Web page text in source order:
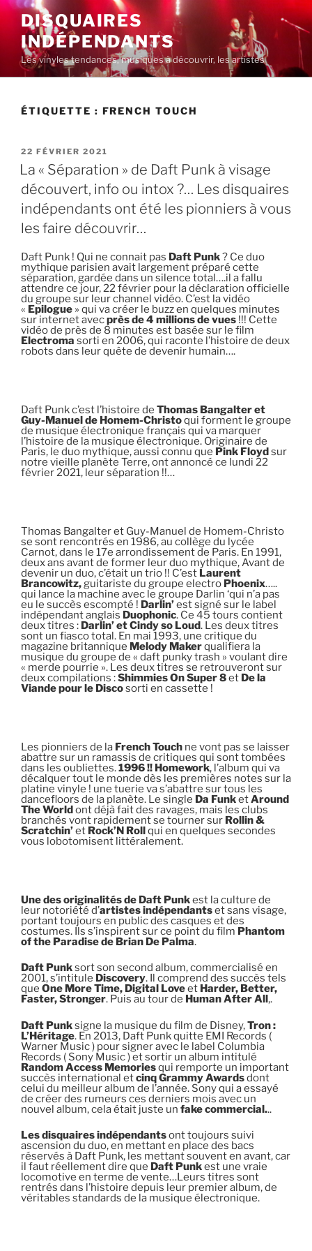
Aller
contenu
principal
DISQUAIRES
INDÉPENDANTS
Les vinyles tendances, musiques à découvrir, les artistes
ÉTIQUETTE : FRENCH TOUCH
PUBLIÉ
LE
22 FÉVRIER 2021
La « Séparation » de Daft Punk à visage
découvert, info ou intox ?… Les disquaires
indépendants ont été les pionniers à vous
les faire découvrir…
Daft Punk ! Qui ne connait pas Daft Punk? Ce duo
mythique parisien avait largement préparé cette
séparation, gardée dans un silence total….il a fallu
attendre ce jour, 22 février pour la déclaration officielle
du groupe sur leur channel vidéo. C’est la vidéo
« Epilogue » qui va créer le buzz en quelques minutes
sur internet avecprès de 4 millions de vues !!! Cette
vidéo de près de 8 minutes est basée sur le film
Electroma sorti en 2006, qui raconte l’histoire de deux
robots dans leur quête de devenir humain….
Daft Punk c’est l’histoire de Thomas Bangalter et
Guy-Manuel de Homem-Christoqui forment le groupe
de musique électronique français qui va marquer
l’histoire de la musique électronique. Originaire de
Paris, le duo mythique, aussi connu que Pink Floydsur
notre vieille planète Terre, ont annoncé ce lundi 22
février 2021, leur séparation !!…
Thomas Bangalter et Guy-Manuel de Homem-Christo
se sont rencontrés en 1986, au collège du lycée
Carnot, dans le 17e arrondissement de Paris. En 1991,
deux ans avant de former leur duo mythique, Avant de
devenir un duo, c’était un trio !! C’est Laurent
Brancowitz,guitariste du groupe electro Phoenix…..
qui lance la machine avec le groupe Darlin ‘qui n’a pas
eu le succès escompté ! Darlin’est signé sur le label
indépendant anglais Duophonic. Ce 45 tours contient
deux titres : Darlin’ et Cindy so Loud. Les deux titres
sont un fiasco total. En mai 1993, une critique du
magazine britannique Melody Makerqualifiera la
musique du groupe de « daft punky trash » voulant dire
« merde pourrie ». Les deux titres se retrouveront sur
deux compilations :Shimmies On Super 8et De la
Viande pour le Discosorti en cassette !
Les pionniers de la French Touch ne vont pas se laisser
abattre sur un ramassis de critiques qui sont tombées
dans les oubliettes.1996 !! Homework, l’album qui va
décalquer tout le monde dès les premières notes sur la
platine vinyle ! une tuerie va s’abattre sur tous les
dancefloors de la planète. Le single Da FunketAround
The Worldont déjà fait des ravages, mais les clubs
branchés vont rapidement se tourner sur Rollin &
Scratchin’et Rock’N Rollqui en quelques secondes
vous lobotomisent littéralement.
Une des originalités de Daft Punkest la culture de
leur notoriété d’artistes indépendantset sans visage,
portant toujours en public des casques et des
costumes. Ils s’inspirent sur ce point du film Phantom
of the Paradise de Brian De Palma.
Daft Punksort son second album, commercialisé en
2001, s’intitule Discovery. Il comprend des succès tels
que One More Time, Digital Loveet Harder, Better,
Faster, Stronger. Puis au tour de Human After All,.
Daft Punksigne la musique du film de Disney,Tron :
L’Héritage. En 2013, Daft Punk quitte EMI Records (
Warner Music ) pour signer avec le label Columbia
Records ( Sony Music ) et sortir un album intitulé
Random Access Memoriesqui remporte un important
succès international etcinq Grammy Awardsdont
celui du meilleur album de l’année. Sony qui a essayé
de créer des rumeurs ces derniers mois avec un
nouvel album, cela était juste un fake commercial...
Les disquaires indépendantsont toujours suivi
ascension du duo, en mettant en place des bacs
réservés à Daft Punk, les mettant souvent en avant, car
il faut réellement dire que Daft Punkest une vraie
locomotive en terme de vente…Leurs titres sont
rentrés dans l’histoire depuis leur premier album, de
véritables standards de la musique électronique.